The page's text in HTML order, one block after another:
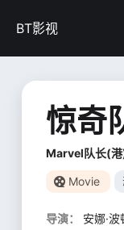
BT影视
惊奇
Marvel队长(港
Movie
导演： 安娜·波